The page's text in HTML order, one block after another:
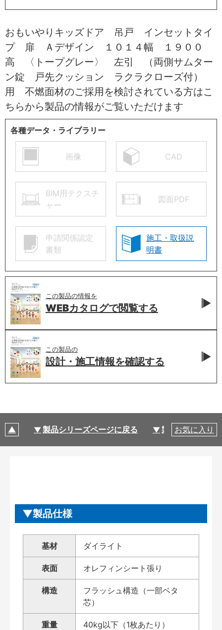
おもいやりキッズドア 吊戸 インセットタイ
プ 扉 Ａデザイン １０１４幅 １９００
高 〈トープグレー〉 左引 （両側サムター
ン錠 戸先クッション ラクラクローズ付）
用 不燃面材のご採用を検討されている方はこ
ちらから製品の情報がご覧いただけます
各種データ・ライブラリー
画像 CAD
BIM用テクスチ
ャー
図面PDF
申請関係認定
書類
施工・取扱説
明書
この製品の情報を
WEBカタログで閲覧する
この製品の
設計・施工情報を確認する
製品シリーズページに戻る 製品仕様
お気に入り
製品仕様
基材 ダイライト
表面 オレフィンシート張り
構造
フラッシュ構造（一部ベタ
芯）
重量 40kg以下（1枚あたり）